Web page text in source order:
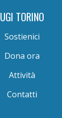
UGI TORINO
Sostienici
Dona ora
Attività
Contatti